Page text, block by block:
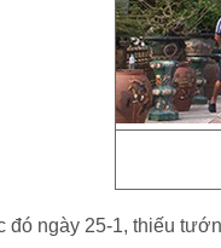
đó ngày 25-1, thiếu